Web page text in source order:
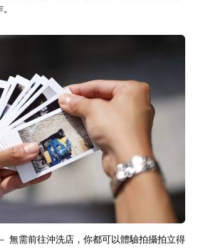
－ 無需前往沖洗店，你都可以體驗拍攝拍立得